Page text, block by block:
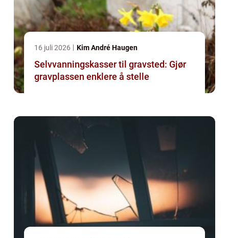
16 juli 2026 Kim André Haugen
Selvvanningskasser til gravsted: Gjør
gravplassen enklere å stelle